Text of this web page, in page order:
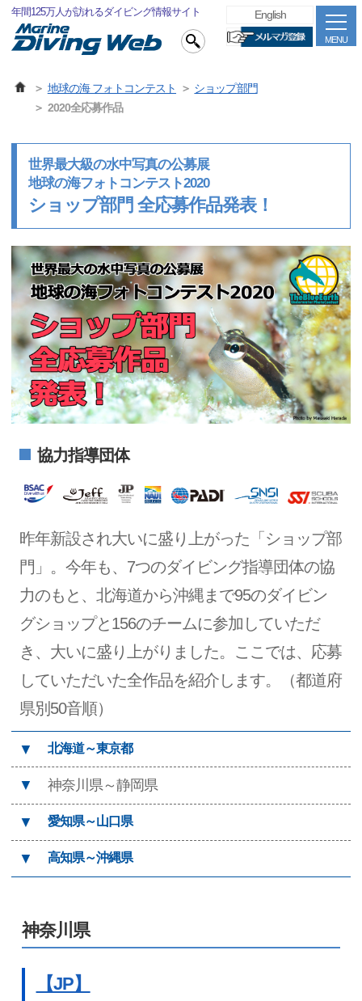
年間125万人が訪れるダイビング情報サイト
MENU
English
地球の海 フォトコンテスト
ショップ部門
2020全応募作品
世界最大級の水中写真の公募展
地球の海フォトコンテスト2020
ショップ部門 全応募作品発表！
協力指導団体
昨年新設され大いに盛り上がった「ショップ部
門」。今年も、7つのダイビング指導団体の協
力のもと、北海道から沖縄まで95のダイビン
グショップと156のチームに参加していただ
き、大いに盛り上がりました。ここでは、応募
していただいた全作品を紹介します。（都道府
県別50音順）
▼ 北海道～東京都
▼ 神奈川県～静岡県
▼ 愛知県～山口県
▼ 高知県～沖縄県
神奈川県
【JP】